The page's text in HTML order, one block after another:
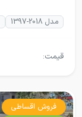
مدل 2018-1397
قیمت:
فروش اقساطی